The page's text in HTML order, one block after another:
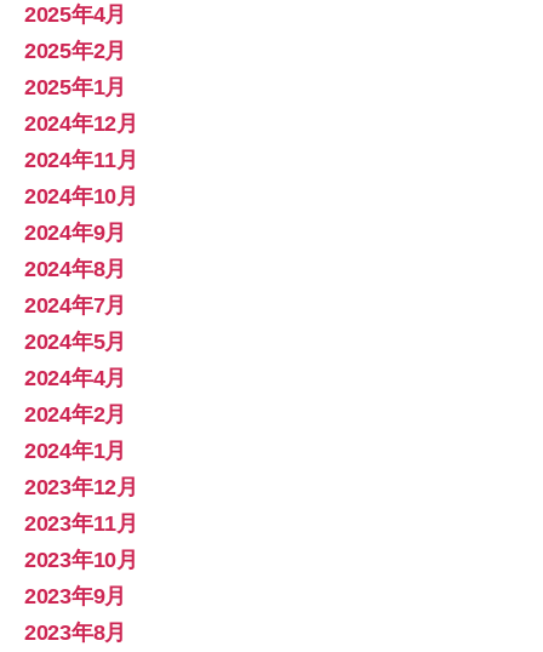
2025年4月
2025年2月
2025年1月
2024年12月
2024年11月
2024年10月
2024年9月
2024年8月
2024年7月
2024年5月
2024年4月
2024年2月
2024年1月
2023年12月
2023年11月
2023年10月
2023年9月
2023年8月